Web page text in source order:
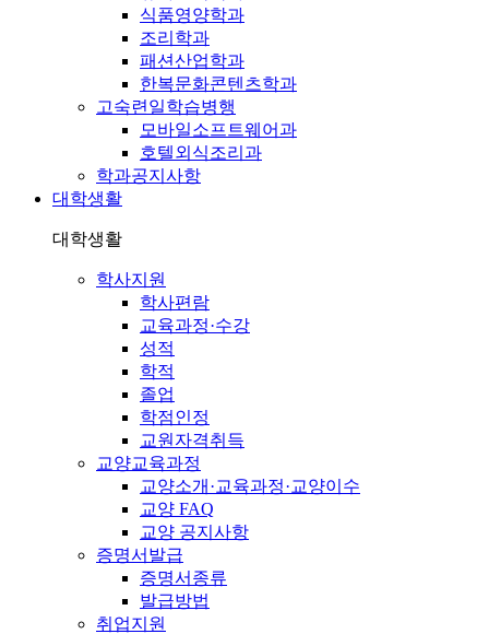
식품영양학과
조리학과
패션산업학과
한복문화콘텐츠학과
고숙련일학습병행
모바일소프트웨어과
호텔외식조리과
학과공지사항
대학생활
대학생활
학사지원
학사편람
교육과정·수강
성적
학적
졸업
학점인정
교원자격취득
교양교육과정
교양소개·교육과정·교양이수
교양 FAQ
교양 공지사항
증명서발급
증명서종류
발급방법
취업지원